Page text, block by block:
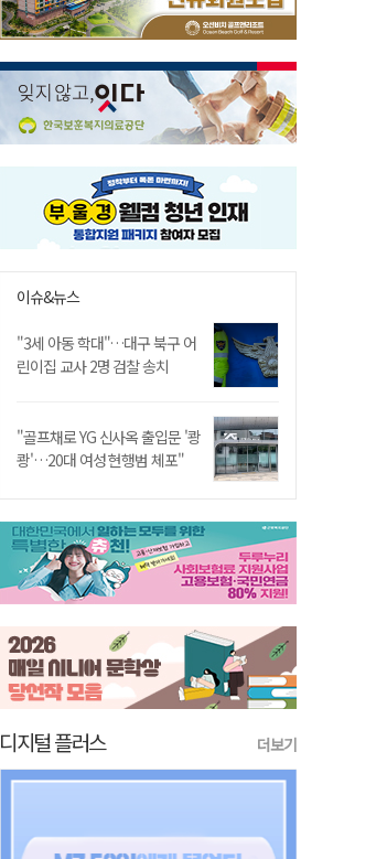
이슈&뉴스
"3세 아동 학대"…대구 북구 어
린이집 교사 2명 검찰 송치
"골프채로 YG 신사옥 출입문 '쾅
쾅'…20대 여성 현행범 체포"
디지털 플러스 더보기